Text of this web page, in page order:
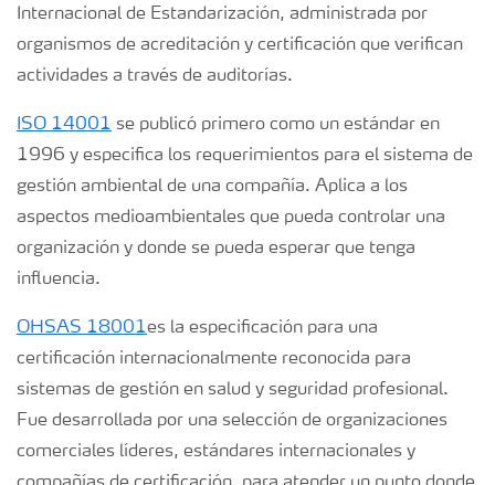
Internacional de Estandarización, administrada por
organismos de acreditación y certificación que verifican
actividades a través de auditorías.
ISO 14001 se publicó primero como un estándar en
1996 y especifica los requerimientos para el sistema de
gestión ambiental de una compañía. Aplica a los
aspectos medioambientales que pueda controlar una
organización y donde se pueda esperar que tenga
influencia.
OHSAS 18001es la especificación para una
certificación internacionalmente reconocida para
sistemas de gestión en salud y seguridad profesional.
Fue desarrollada por una selección de organizaciones
comerciales líderes, estándares internacionales y